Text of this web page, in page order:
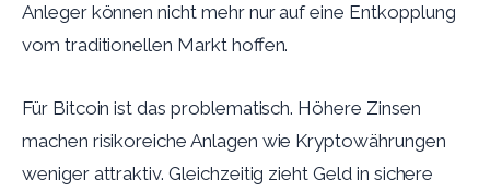
Anleger können nicht mehr nur auf eine Entkopplung
vom traditionellen Markt hoffen.
Für Bitcoin ist das problematisch. Höhere Zinsen
machen risikoreiche Anlagen wie Kryptowährungen
weniger attraktiv. Gleichzeitig zieht Geld in sichere